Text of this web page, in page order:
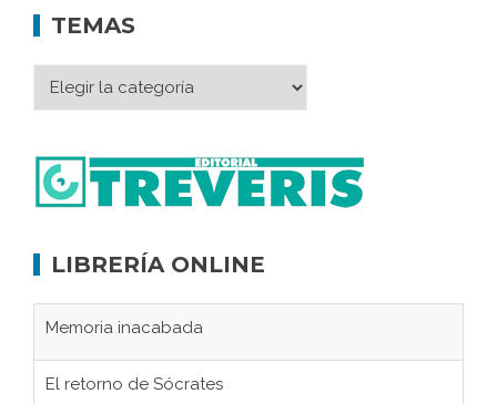
TEMAS
LIBRERÍA ONLINE
Memoria inacabada
El retorno de Sócrates